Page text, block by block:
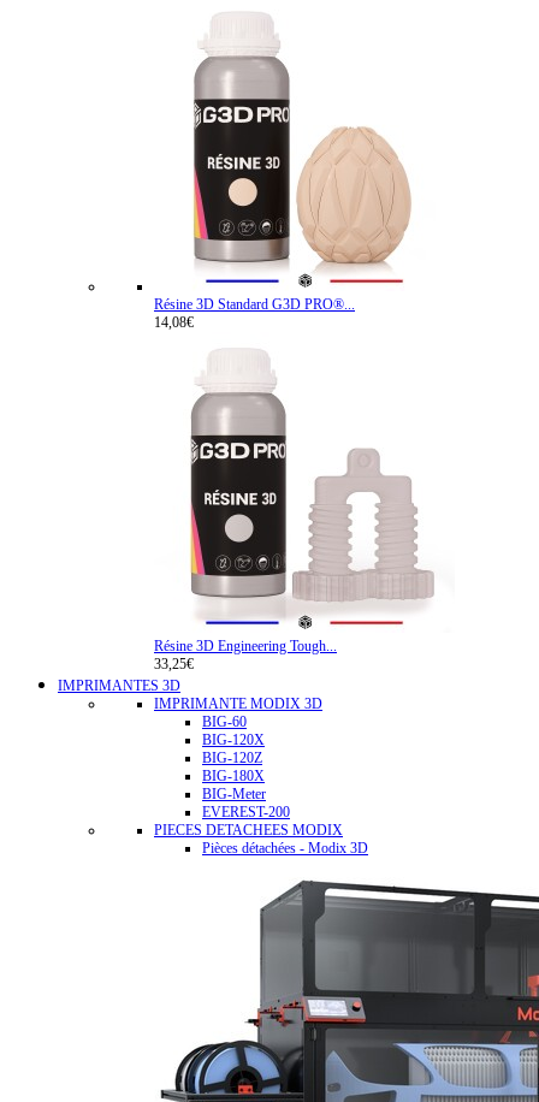
Résine 3D Standard G3D PRO®...
14,08€
Résine 3D Engineering Tough...
33,25€
IMPRIMANTES 3D
IMPRIMANTE MODIX 3D
BIG-60
BIG-120X
BIG-120Z
BIG-180X
BIG-Meter
EVEREST-200
PIECES DETACHEES MODIX
Pièces détachées - Modix 3D